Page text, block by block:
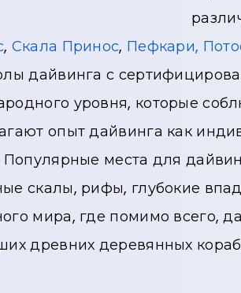
, Скала Принос, Пефкари,
дайвинга с
уровня, которые
опыт дайвинга как
Популярные места для
скалы, рифы, глубокие
мира, где помимо всего,
древних деревянных